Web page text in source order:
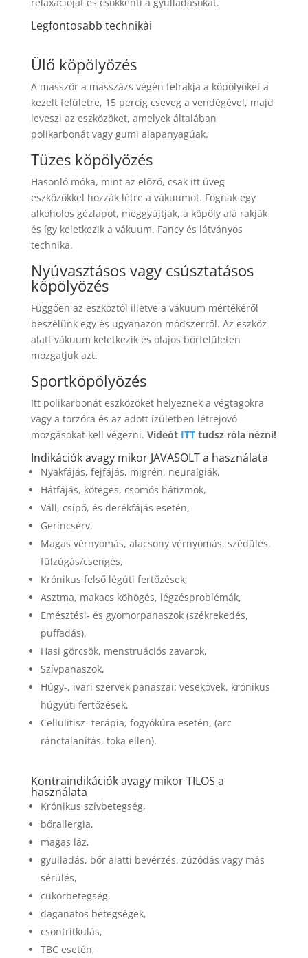
Legfontosabb technikài
Ülő köpölyözés
A masszőr a masszázs végén felrakja a köpölyöket a
kezelt felületre, 15 percig cseveg a vendégével, majd
leveszi az eszközöket, amelyek általában
polikarbonát vagy gumi alapanyagúak.
Tüzes köpölyözés
Hasonló móka, mint az előző, csak itt üveg
eszközökkel hozzák létre a vákuumot. Fognak egy
alkoholos gézlapot, meggyújtják, a köpöly alá rakják
és így keletkezik a vákuum. Fancy és látványos
technika.
Nyúvasztásos vagy csúsztatásos
köpölyözés
Függően az eszköztől illetve a vákuum mértékéről
beszélünk egy és ugyanazon módszerről. Az eszköz
alatt vákuum keletkezik és olajos bőrfelületen
mozgatjuk azt.
Sportköpölyözés
Itt polikarbonát eszközöket helyeznek a végtagokra
vagy a torzóra és az adott ízületben létrejövő
mozgásokat kell végezni. Videót ITTtudsz róla nézni!
Indikációk avagy mikor JAVASOLT a használata
Nyakfájás, fejfájás, migrén, neuralgiák,
Hátfájás, köteges, csomós hátizmok,
Váll, csípő, és derékfájás esetén,
Gerincsérv,
Magas vérnyomás, alacsony vérnyomás, szédülés,
fülzúgás/csengés,
Krónikus felső légúti fertőzések,
Asztma, makacs köhögés, légzésproblémák,
Emésztési- és gyomorpanaszok (székrekedés,
puffadás),
Hasi görcsök, menstruációs zavarok,
Szívpanaszok,
Húgy-, ivari szervek panaszai: vesekövek, krónikus
húgyúti fertőzések,
Cellulitisz- terápia, fogyókúra esetén, (arc
ránctalanítás, toka ellen).
Kontraindikációk avagy mikor TILOS a
használata
Krónikus szívbetegség,
bőrallergia,
magas láz,
gyulladás, bőr alatti bevérzés, zúzódás vagy más
sérülés,
cukorbetegség,
daganatos betegségek,
csontritkulás,
TBC esetén,